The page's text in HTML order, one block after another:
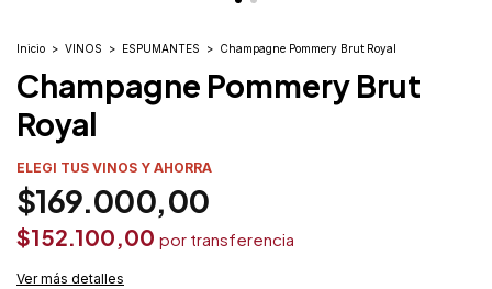
Inicio > VINOS > ESPUMANTES > Champagne Pommery Brut Royal
Champagne Pommery Brut
Royal
ELEGI TUS VINOS Y AHORRA
$169.000,00
$152.100,00
Ver más detalles